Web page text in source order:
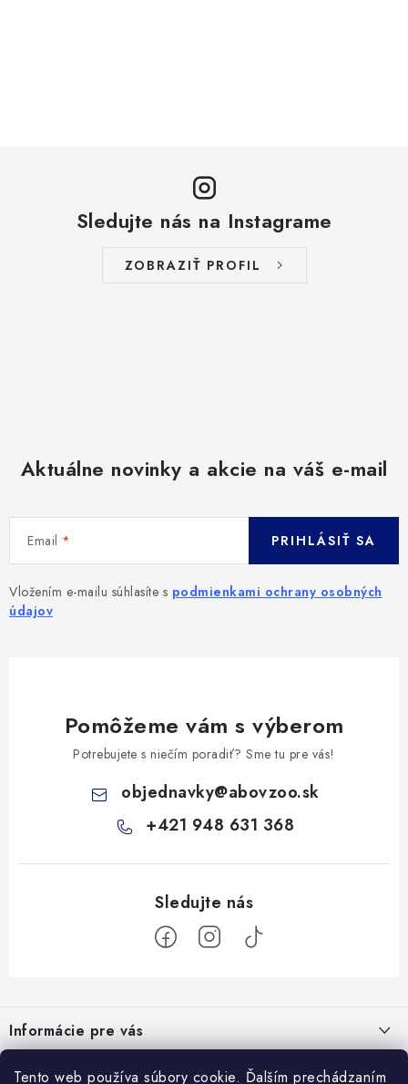
Tento web používa súbory cookie. Ďalším prechádzaním
Sledujte nás na Instagrame
ZOBRAZIŤ PROFIL
Aktuálne novinky a akcie na váš e-mail
Email
Vložením e-mailu súhlasíte s podmienkami ochrany osobných
údajov
PRIHLÁSIŤ SA
Pomôžeme vám s výberom
Potrebujete s niečím poradiť? Sme tu pre vás!
objednavky@abovzoo.sk
+421 948 631 368
p
ä
Informácie pre vás
Všeobecné obchodné podmienky
Prijímame online platby